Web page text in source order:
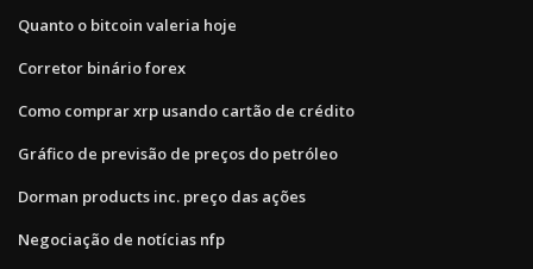
Quanto o bitcoin valeria hoje
Corretor binário forex
Como comprar xrp usando cartão de crédito
Gráfico de previsão de preços do petróleo
Dorman products inc. preço das ações
Negociação de notícias nfp